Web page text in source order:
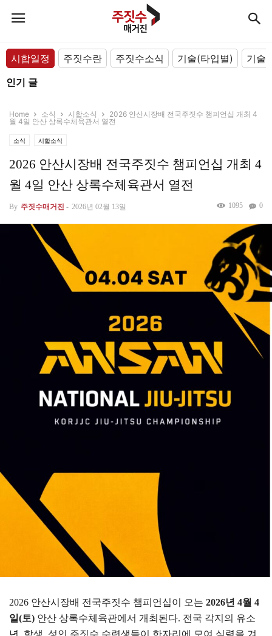
시합일정 주짓수란 주짓수소식 기술(타입별)
기술
인기 글
Home 소식 시합소식
2026 안산시장배 전국주짓수 챔피언십 개최 4
월 4일 안산 상록수체육관서 열전
소식 시합소식
2026 안산시장배 전국주짓수 챔피언십 개최 4
월 4일 안산 상록수체육관서 열전
By 주짓수매거진 - 2026년 02월 13일 0
1095
2026 안산시장배 전국주짓수 챔피언십이 오는 2026년 4월 4
일(토) 안산 상록수체육관에서 개최된다. 전국 각지의 유소
년, 학생, 성인 주짓수 수련생들이 한자리에 모여 실력을 겨